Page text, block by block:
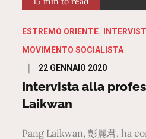
ESTREMO ORIENTE
MOVIMENTO SOCIALISTA
Posted
on
22 GENNAIO 2020
Intervista alla
Laikwan
Pang Laikwan, 彭麗君, ha